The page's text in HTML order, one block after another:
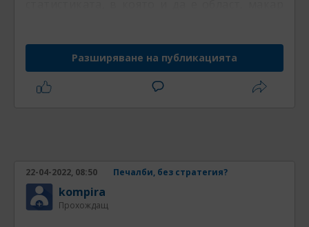
секундата. В смисъл, че и в реалното и във
виртуалното пространство ни заливат
непрекъснато с всякаква статистическа
реклама на дадена фирма или продукт. В
смисъл, че е много важно кой пуска дадена
статистическа информация и с каква цел
Разширяване на публикацията
22-04-2022, 08:50 Печалби, без стратегия?
kompira
Прохождащ